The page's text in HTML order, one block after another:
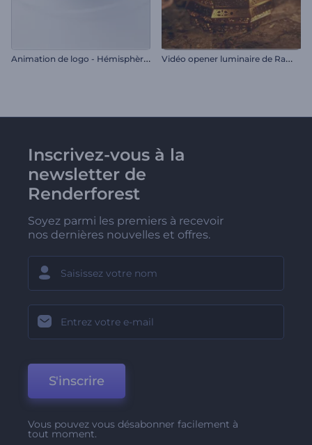
A
nimation de logo - Hémisphère tournant V
idéo opener luminaire de Ramadan
Inscrivez-vous à la
newsletter de
Renderforest
Soyez parmi les premiers à recevoir
nos dernières nouvelles et offres.
S'inscrire
Vous pouvez vous désabonner facilement à
tout moment.